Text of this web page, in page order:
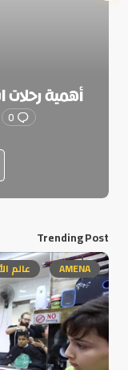
أهمية رحلات
0
Trending Post
AMENA عالم